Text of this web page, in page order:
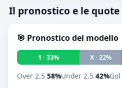
Il pronostico e le quote
🎯 Pronostico del modello
1 · 33% X · 22%
Over 2.5 58%Under 2.5 42%Gol